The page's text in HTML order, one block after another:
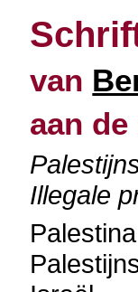
van
aan
Illegale
Palestina